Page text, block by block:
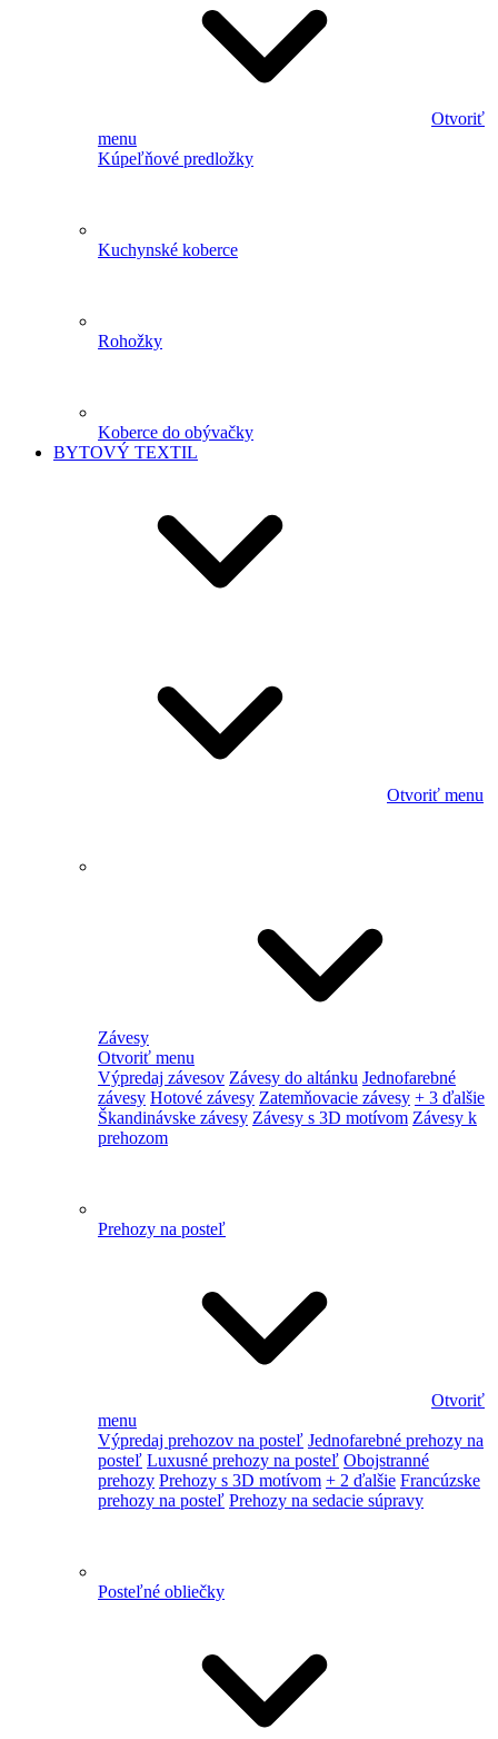
Otvoriť
menu
Kúpeľňové predložky
Kuchynské koberce
Rohožky
Koberce do obývačky
BYTOVÝ TEXTIL
Otvoriť menu
Závesy
Otvoriť menu
Výpredaj závesov Závesy do altánku Jednofarebné
závesy Hotové závesy Zatemňovacie závesy + 3 ďalšie
Škandinávske závesy Závesy s 3D motívom Závesy k
prehozom
Prehozy na posteľ
Otvoriť
menu
Výpredaj prehozov na posteľ Jednofarebné prehozy na
posteľ Luxusné prehozy na posteľ Obojstranné
prehozy Prehozy s 3D motívom + 2 ďalšie Francúzske
prehozy na posteľ Prehozy na sedacie súpravy
Posteľné obliečky